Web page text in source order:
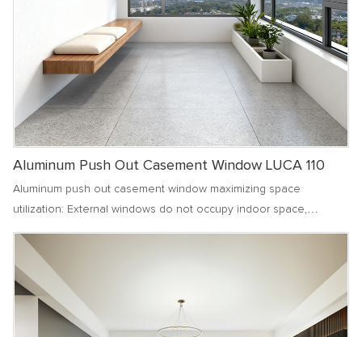
Aluminum Push Out Casement Window LUCA 110
Aluminum push out casement window maximizing space
utilization: External windows do not occupy indoor space,
environment. The use of curtains and window sills is more free
and unobstructed